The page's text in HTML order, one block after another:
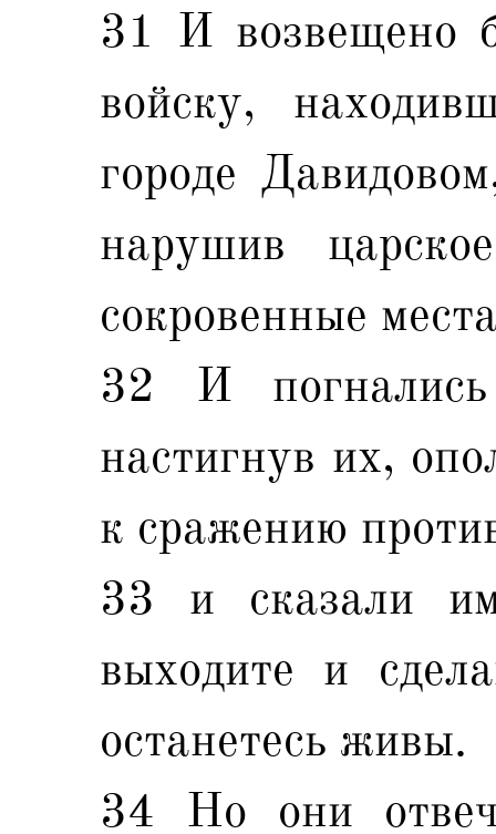
31 И возвещено
войску,
городе
нарушив
сокровенные
32 И
настигнув их,
к сражению
33 и сказали
выходите и
останетесь живы.
34 Но они